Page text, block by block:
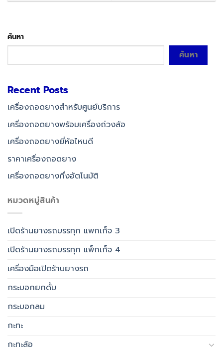
ค้นหา
ค้นหา
Recent Posts
เครื่องถอดยางสำหรับศูนย์บริการ
เครื่องถอดยางพร้อมเครื่องถ่วงล้อ
เครื่องถอดยางยี่ห้อไหนดี
ราคาเครื่องถอดยาง
เครื่องถอดยางกึ่งอัตโนมัติ
หมวดหมู่สินค้า
เปิดร้านยางรถบรรทุก แพกเก็จ 3
เปิดร้านยางรถบรรทุก แพ็กเก็จ 4
เครื่องมือเปิดร้านยางรถ
กระบอกยกดั้ม
กระบอกลม
กะทะ
กะทะล้อ